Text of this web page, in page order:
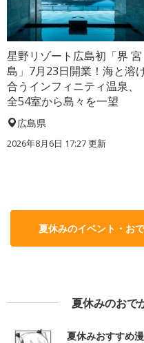
星野リゾート広島初「界 宮
島」7月23日開業！海と溶
合うインフィニティ温泉、
全54室から島々を一望
広島県
2026年8月6日 17:27更新
夏休みのイベント・お
夏休みのおで
夏休みおすすめ